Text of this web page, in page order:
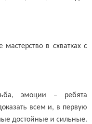
в схватках с
эмоции – ребята
всем и, в первую
достойные и сильные.